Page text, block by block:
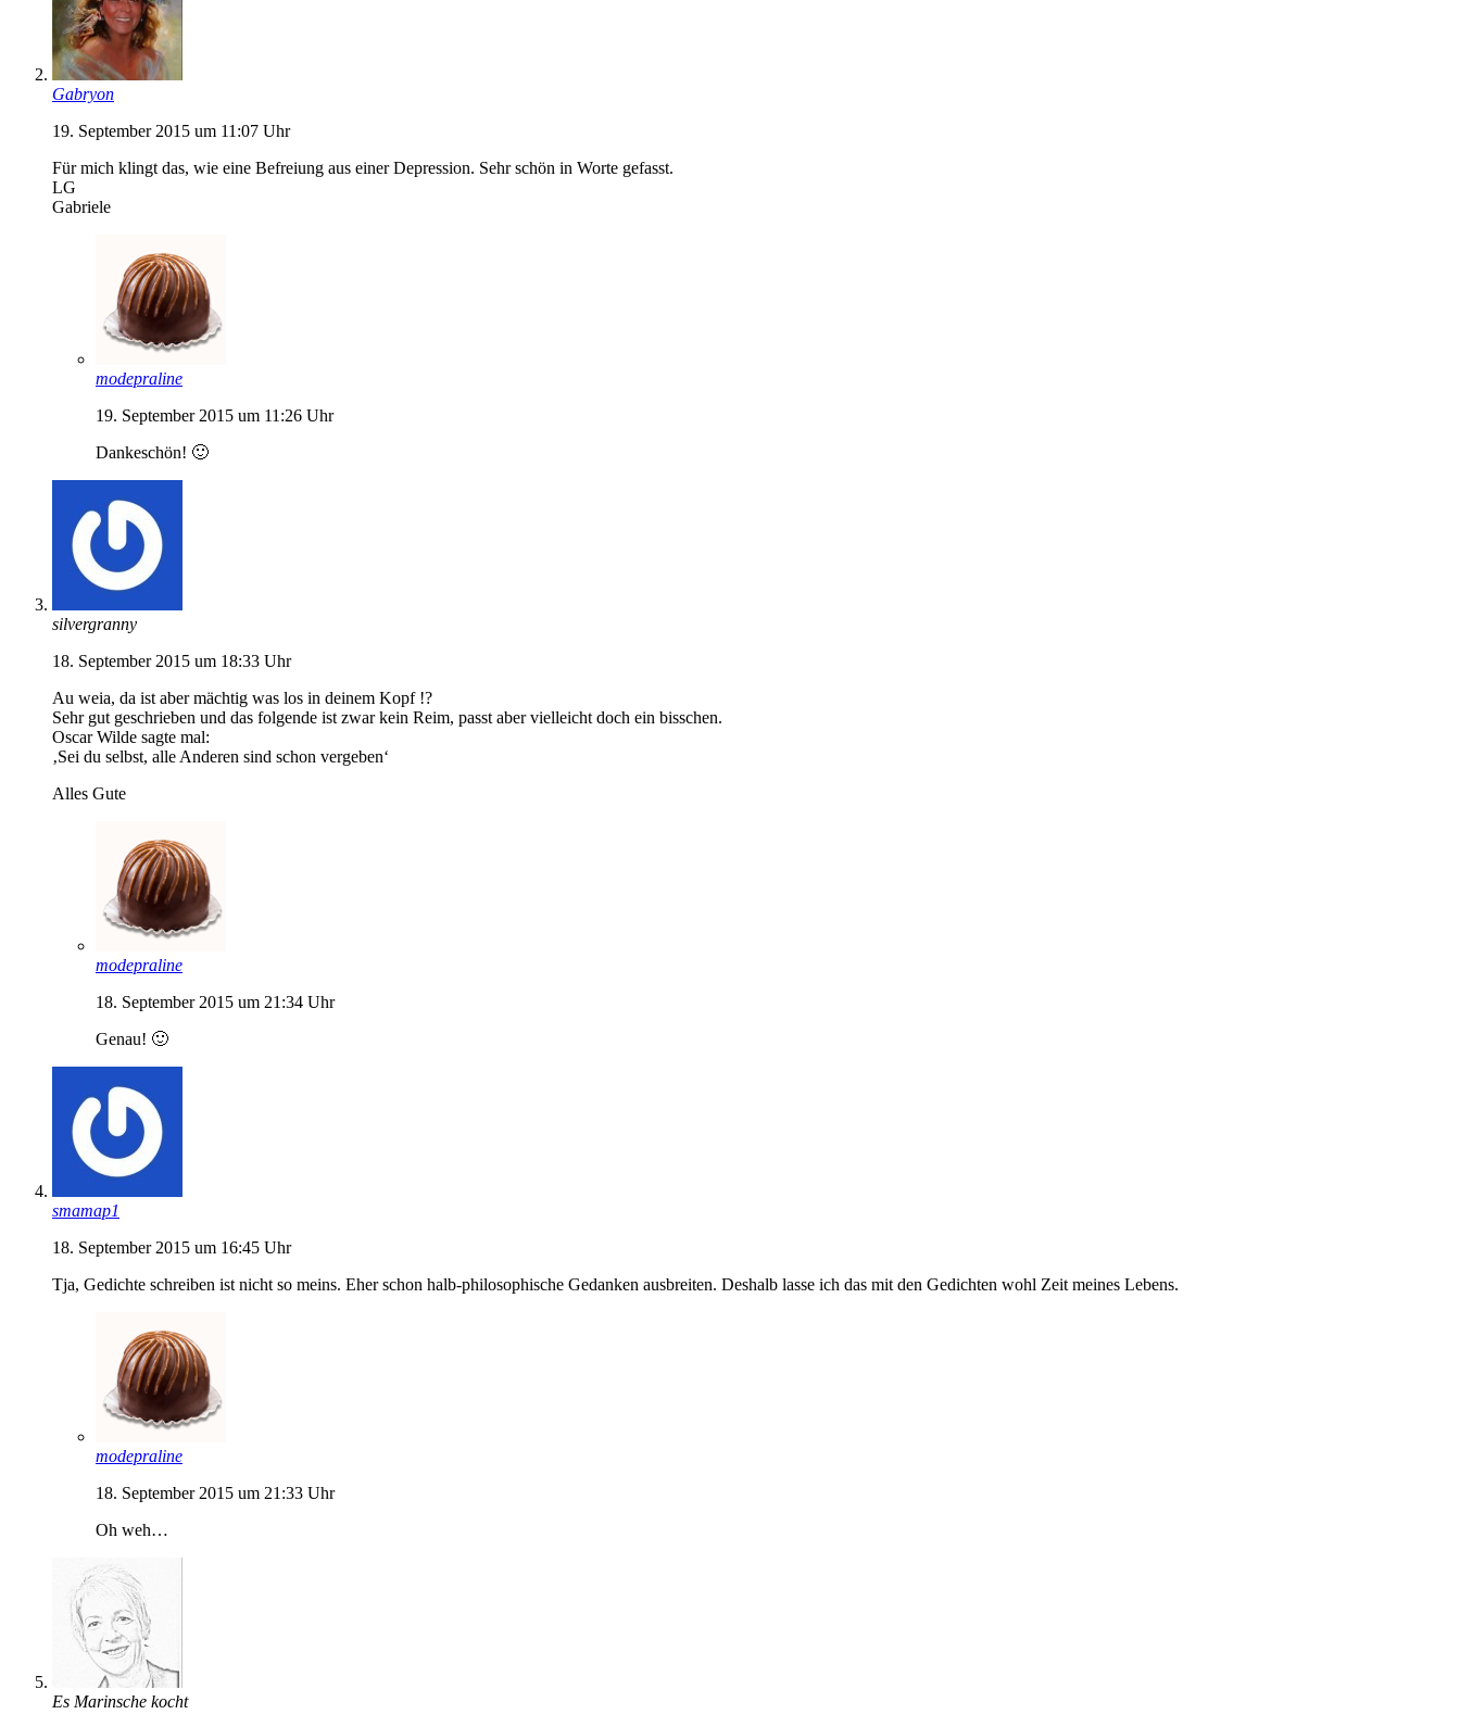
Gabryon
19. September 2015 um 11:07 Uhr
Für mich klingt das, wie eine Befreiung aus einer Depression. Sehr schön in Worte gefasst.
LG
Gabriele
modepraline
19. September 2015 um 11:26 Uhr
Dankeschön! 🙂
silvergranny
18. September 2015 um 18:33 Uhr
Au weia, da ist aber mächtig was los in deinem Kopf !?
Sehr gut geschrieben und das folgende ist zwar kein Reim, passt aber vielleicht doch ein bisschen.
Oscar Wilde sagte mal:
‚Sei du selbst, alle Anderen sind schon vergeben‘
Alles Gute
modepraline
18. September 2015 um 21:34 Uhr
Genau! 🙂
smamap1
18. September 2015 um 16:45 Uhr
Tja, Gedichte schreiben ist nicht so meins. Eher schon halb-philosophische Gedanken ausbreiten. Deshalb lasse ich das mit den Gedichten wohl Zeit meines Lebens.
modepraline
18. September 2015 um 21:33 Uhr
Oh weh…
Es Marinsche kocht